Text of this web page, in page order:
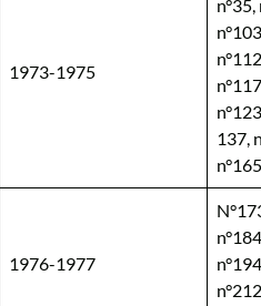
1973-1975
n°35,
137,
1976-1977